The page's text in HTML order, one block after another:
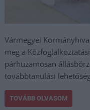
Vármegyei
meg a
párhuzamosan
továbbtanulási
TOVÁBB OLVASOM